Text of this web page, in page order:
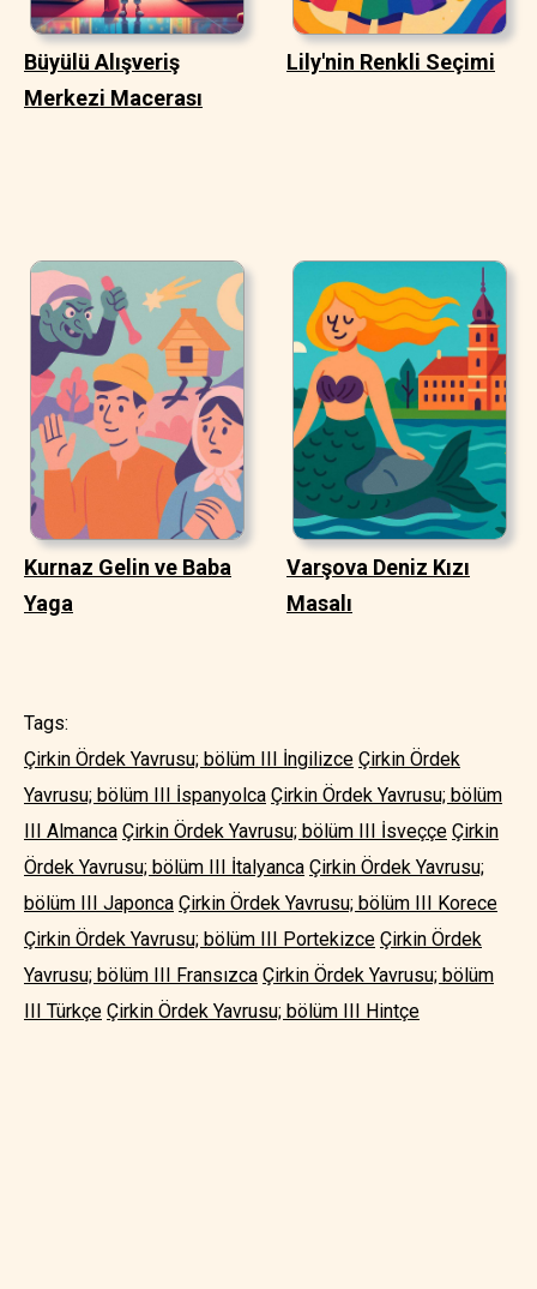
Büyülü Alışveriş
Merkezi Macerası
Lily'nin Renkli Seçimi
Kurnaz Gelin ve Baba
Yaga
Varşova Deniz Kızı
Masalı
Tags:
Çirkin Ördek Yavrusu; bölüm III İngilizce Çirkin Ördek
Yavrusu; bölüm III İspanyolca Çirkin Ördek Yavrusu; bölüm
III Almanca Çirkin Ördek Yavrusu; bölüm III İsveççe Çirkin
Ördek Yavrusu; bölüm III İtalyanca Çirkin Ördek Yavrusu;
bölüm III Japonca Çirkin Ördek Yavrusu; bölüm III Korece
Çirkin Ördek Yavrusu; bölüm III Portekizce Çirkin Ördek
Yavrusu; bölüm III Fransızca Çirkin Ördek Yavrusu; bölüm
III Türkçe Çirkin Ördek Yavrusu; bölüm III Hintçe